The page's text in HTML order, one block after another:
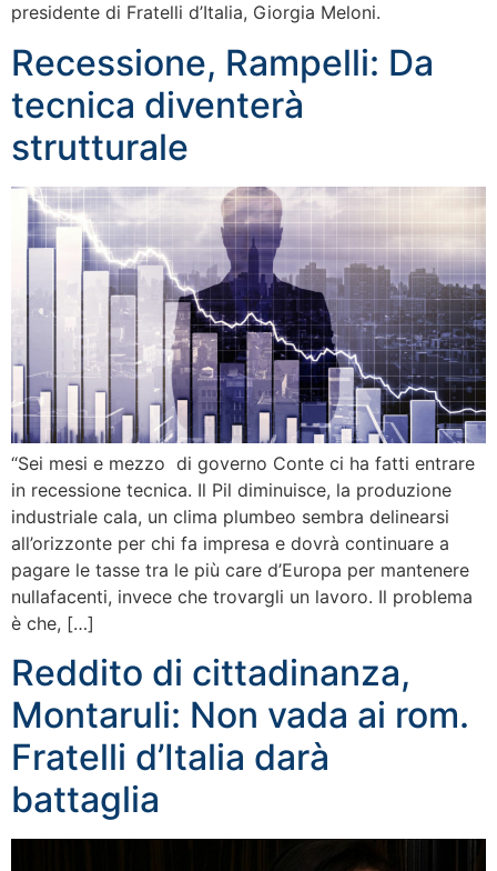
presidente di Fratelli d’Italia, Giorgia Meloni.
Recessione, Rampelli: Da
tecnica diventerà
strutturale
“Sei mesi e mezzo di governo Conte ci ha fatti entrare
in recessione tecnica. Il Pil diminuisce, la produzione
industriale cala, un clima plumbeo sembra delinearsi
all’orizzonte per chi fa impresa e dovrà continuare a
pagare le tasse tra le più care d’Europa per mantenere
nullafacenti, invece che trovargli un lavoro. Il problema
è che, […]
Reddito di cittadinanza,
Montaruli: Non vada ai rom.
Fratelli d’Italia darà
battaglia